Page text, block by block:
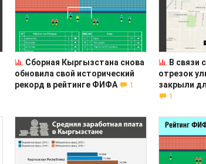
Сборная Кыргызстана снова
обновила свой исторический
рекорд в рейтинге ФИФА
1
В связи
отрезок
закрыли
1